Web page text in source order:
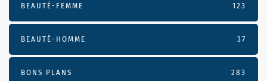
BEAUTÉ-FEMME 123
BEAUTÉ-HOMME 37
BONS PLANS 283